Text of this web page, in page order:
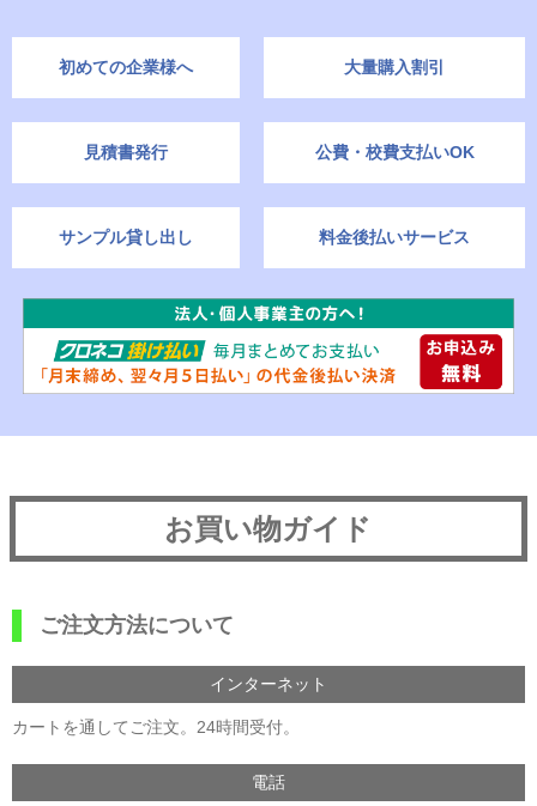
初めての企業様へ 大量購入割引
見積書発行 公費・校費支払いOK
サンプル貸し出し 料金後払いサービス
お買い物ガイド
ご注文方法について
インターネット
カートを通してご注文。24時間受付。
電話